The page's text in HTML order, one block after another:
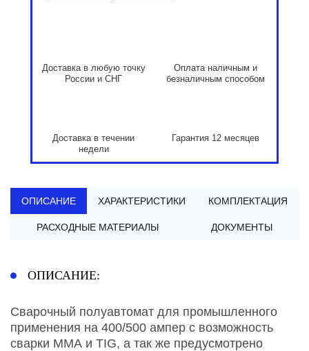
Доставка в любую точку
России и СНГ
Оплата наличным и
безналичным способом
Доставка в течении
недели
Гарантия 12 месяцев
ОПИСАНИЕ ХАРАКТЕРИСТИКИ КОМПЛЕКТАЦИЯ
РАСХОДНЫЕ МАТЕРИАЛЫ ДОКУМЕНТЫ
ОПИСАНИЕ:
Сварочный полуавтомат для промышленного
применения на 400/500 ампер с возможность
сварки ММА и TIG, а так же предусмотрено